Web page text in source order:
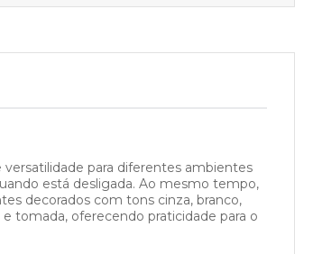
para diferentes ambientes
está desligada. Ao mesmo tempo,
decorados com tons cinza, branco,
tomada, oferecendo praticidade para o